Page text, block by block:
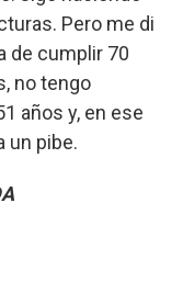
Pero me di
de cumplir 70
no tengo
años y, en ese
un pibe.